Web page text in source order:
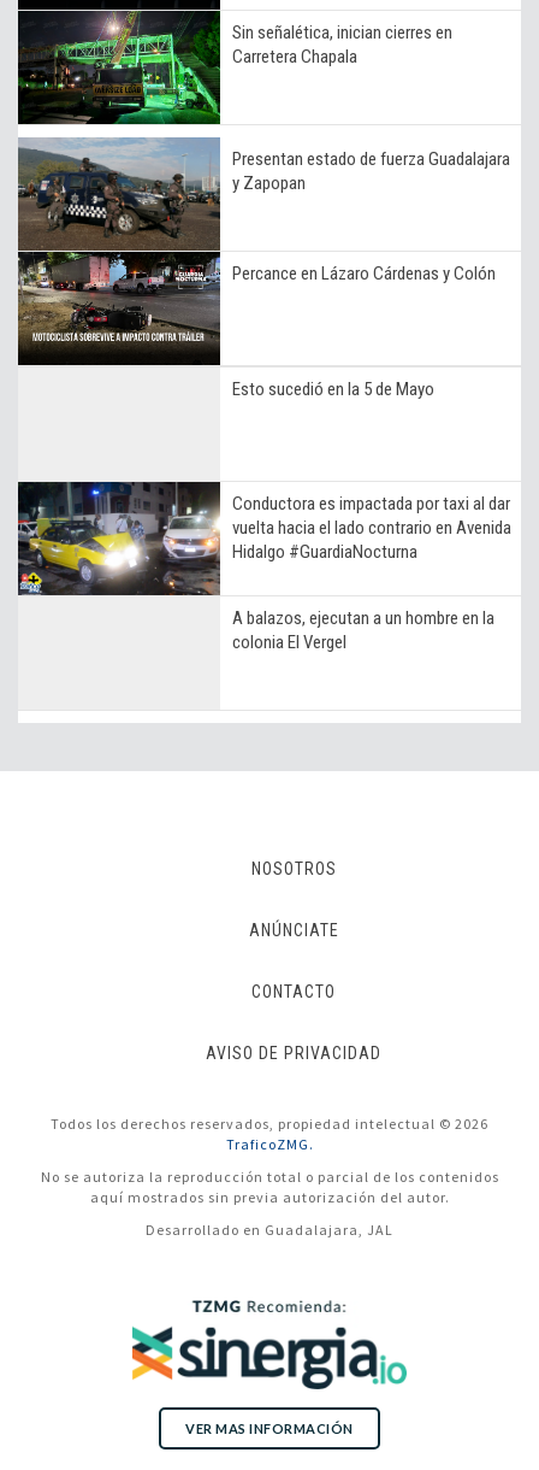
Sin señalética, inician cierres en
Carretera Chapala
Presentan estado de fuerza Guadalajara
y Zapopan
Percance en Lázaro Cárdenas y Colón
Esto sucedió en la 5 de Mayo
Conductora es impactada por taxi al dar
vuelta hacia el lado contrario en Avenida
Hidalgo #GuardiaNocturna
A balazos, ejecutan a un hombre en la
colonia El Vergel
NOSOTROS
ANÚNCIATE
CONTACTO
AVISO DE PRIVACIDAD
Todos los derechos reservados, propiedad intelectual © 2026
TraficoZMG.
No se autoriza la reproducción total o parcial de los contenidos
aquí mostrados sin previa autorización del autor.
Desarrollado en Guadalajara, JAL
VER MAS INFORMACIÓN